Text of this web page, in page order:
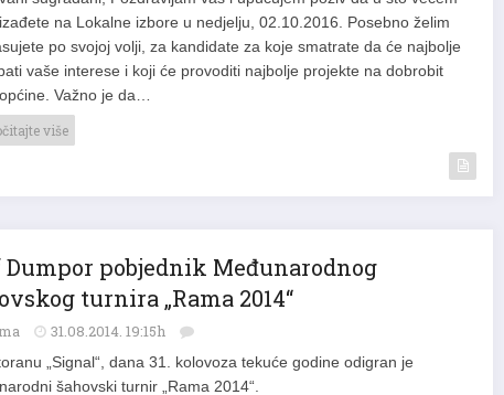
izađete na Lokalne izbore u nedjelju, 02.10.2016. Posebno želim
po svojoj volji, za kandidate za koje smatrate da će najbolje
vaše interese i koji će provoditi najbolje projekte na dobrobit
općine. Važno je da…
više
Dumpor pobjednik Međunarodnog
turnira „Rama 2014“
šahovski turnir „Rama 2014“.